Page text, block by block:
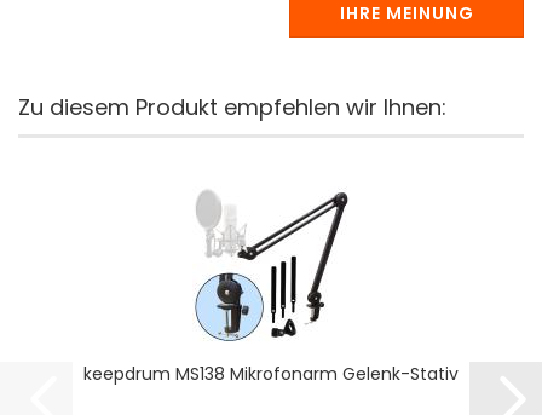
IHRE MEINUNG
Zu diesem Produkt empfehlen wir Ihnen:
keepdrum MS138 Mikrofonarm Gelenk-Stativ